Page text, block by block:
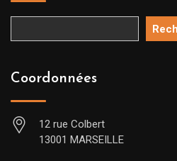
Coordonnées
12 rue Colbert
13001 MARSEILLE